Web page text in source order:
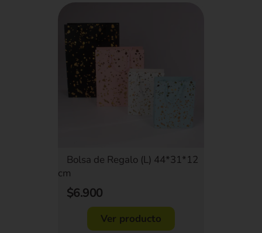
Bolsa de Regalo (L) 44*31*12
cm
$6.900
Ver producto